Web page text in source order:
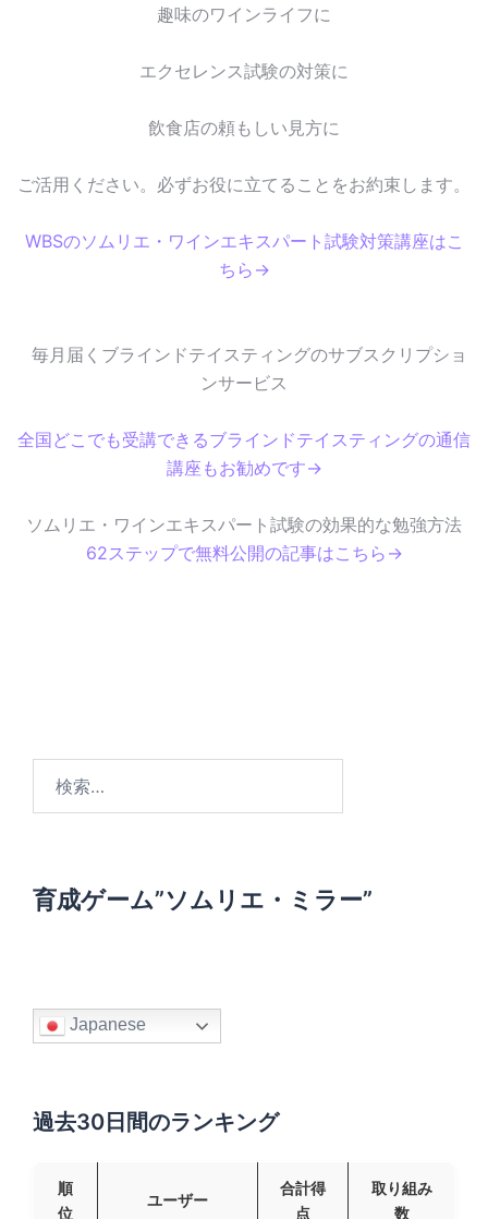
趣味のワインライフに
エクセレンス試験の対策に
飲食店の頼もしい見方に
ご活用ください。必ずお役に立てることをお約束します。
WBSのソムリエ・ワインエキスパート試験対策講座はこ
ちら→
毎月届くブラインドテイスティングのサブスクリプショ
ンサービス
全国どこでも受講できるブラインドテイスティングの通信
講座もお勧めです→
ソムリエ・ワインエキスパート試験の効果的な勉強方法
62ステップで無料公開の記事はこちら→
育成ゲーム”ソムリエ・ミラー”
Japanese
過去30日間のランキング
順
位
ユーザー
合計得
点
取り組み
数